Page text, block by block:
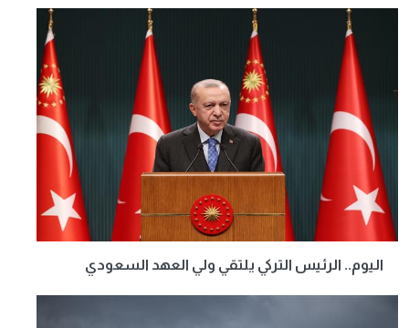
اليوم.. الرئيس التركي يلتقي ولي العهد السعودي